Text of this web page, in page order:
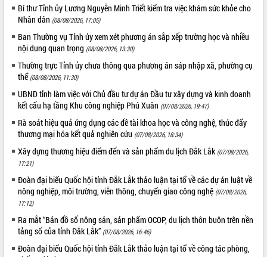
Trình diễn nghệ thuật chế biến các
món ăn từ sầu riêng
Đắk Lắk công bố Quy hoạch và xúc
tiến đầu tư tỉnh
Ngành cá ngừ Đắk Lắk chủ động thích
ứng để giữ vững thị trường xuất khẩu
Diễn đàn Kinh tế tư nhân Việt Nam đột
phá cơ chế - Hợp tác công tư
cải cách hành chính tỉnh Đắk Lắk
Kết nối tour, đẩy mạnh chuyển đổi số
để phát triển du lịch Đắk Lắk
Khởi động Dự án Đầu tư xây dựng hạ
tầng kỹ thuật Cụm công nghiệp Tân
Tiến
Gặp mặt các cơ quan báo chí nhân Kỷ
niệm 101 năm Ngày Báo chí Cách
mạng Việt Nam
Đắk Lắk sơ kết 4 năm triển khai thực
Bí thư Tỉnh ủy Lương Nguyễn Minh Triết kiểm tra việc khám sức khỏe cho
Nhân dân (08/08/2026, 17:05)
Ban Thường vụ Tỉnh ủy xem xét phương án sắp xếp trường học và nhiều
nội dung quan trọng (08/08/2026, 13:30)
Thường trực Tỉnh ủy chưa thông qua phương án sáp nhập xã, phường cụ
thể (08/08/2026, 11:30)
UBND tỉnh làm việc với Chủ đầu tư dự án Đầu tư xây dựng và kinh doanh
kết cấu hạ tầng Khu công nghiệp Phú Xuân (07/08/2026, 19:47)
Rà soát hiệu quả ứng dụng các đề tài khoa học và công nghệ, thúc đẩy
thương mại hóa kết quả nghiên cứu (07/08/2026, 18:34)
Xây dựng thương hiệu điểm đến và sản phẩm du lịch Đắk Lắk (07/08/2026,
17:21)
Đoàn đại biểu Quốc hội tỉnh Đắk Lắk thảo luận tại tổ về các dự án luật về
nông nghiệp, môi trường, viễn thông, chuyển giao công nghệ (07/08/2026,
17:12)
Ra mắt “Bản đồ số nông sản, sản phẩm OCOP, du lịch thôn buôn trên nền
tảng số của tỉnh Đắk Lắk” (07/08/2026, 16:46)
Đoàn đại biểu Quốc hội tỉnh Đắk Lắk thảo luận tại tổ về công tác phòng,